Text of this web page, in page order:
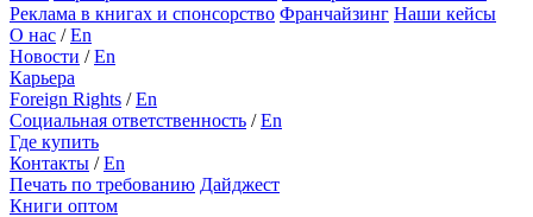
Реклама в книгах и спонсорство Франчайзинг Наши кейсы
О нас /En
Новости /En
Карьера
Foreign Rights /En
Социальная ответственность /En
Где купить
Контакты /En
Печать по требованию Дайджест
Книги оптом